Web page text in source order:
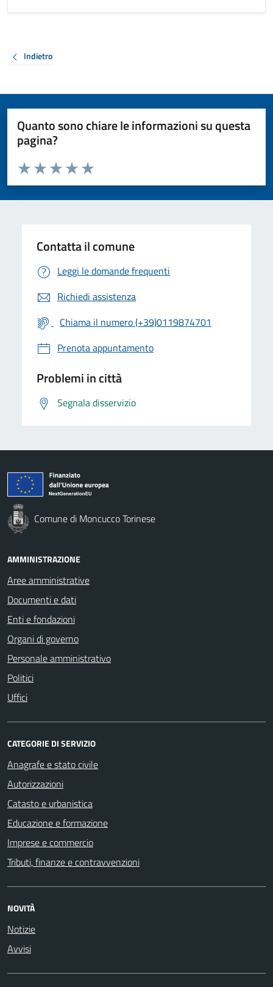
Indietro
Quanto sono chiare le informazioni su questa
pagina?
Valuta da 1 a 5 stelle la pagina
Valuta 5 stelle su 5
Valuta 4 stelle su 5
Valuta 3 stelle su 5
Valuta 2 stelle su 5
Valuta 1 stelle su 5
Contatta il comune
Leggi le domande frequenti
Richiedi assistenza
Chiama il numero (+39)0119874701
Prenota appuntamento
Problemi in città
Segnala disservizio
Comune di Moncucco Torinese
AMMINISTRAZIONE
Aree amministrative
Documenti e dati
Enti e fondazioni
Organi di governo
Personale amministrativo
Politici
Uffici
CATEGORIE DI SERVIZIO
Anagrafe e stato civile
Autorizzazioni
Catasto e urbanistica
Educazione e formazione
Imprese e commercio
Tributi, finanze e contravvenzioni
NOVITÀ
Notizie
Avvisi